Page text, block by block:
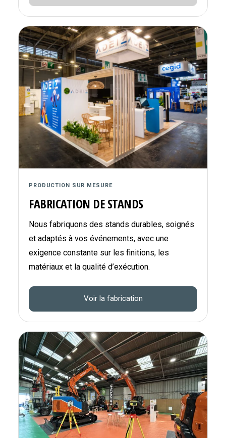
PRODUCTION SUR MESURE
FABRICATION DE STANDS
Nous fabriquons des stands durables, soignés
et adaptés à vos événements, avec une
exigence constante sur les finitions, les
matériaux et la qualité d’exécution.
Voir la fabrication